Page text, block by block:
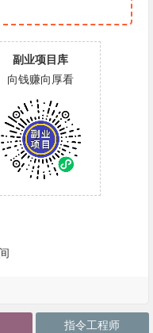
副业项目库
向钱赚向厚看
指令工程师